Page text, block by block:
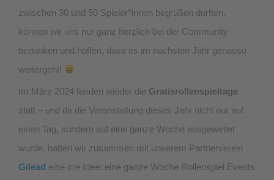
zwischen 30 und 50 Spieler*innen begrüßen durften,
können wir uns nur ganz herzlich bei der Community
bedanken und hoffen, dass es im nächsten Jahr genauso
weitergeht!
Im März 2024 fanden wieder die Gratisrollenspieltage
statt – und da die Veranstaltung dieses Jahr nicht nur auf
einen Tag, sondern auf eine ganze Woche ausgeweitet
wurde, hatten wir zusammen mit unserem Partnerverein
Gilead eine irre Idee: eine ganze Woche Rollenspiel Events